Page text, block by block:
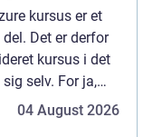
kursus er et
Det er derfor
kursus i det
selv. For ja,
04 August 2026